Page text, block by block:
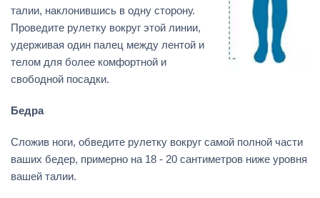
талии, наклонившись в одну сторону.
Проведите рулетку вокруг этой линии,
удерживая один палец между лентой и
телом для более комфортной и
свободной посадки.
Бедра
Сложив ноги, обведите рулетку вокруг самой полной части
ваших бедер, примерно на 18 - 20 сантиметров ниже уровня
вашей талии.